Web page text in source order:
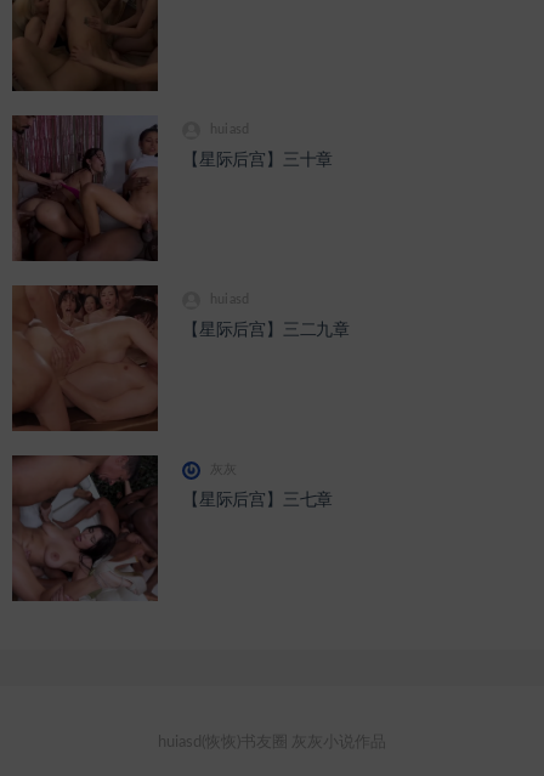
【星际后宫】三十章
【星际后宫】三二九章
灰灰
【星际后宫】三七章
huiasd(恢恢)书友圈 灰灰小说作品